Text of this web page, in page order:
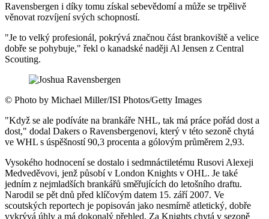
Ravensbergen i díky tomu získal sebevědomí a může se trpělivě
věnovat rozvíjení svých schopností.
"Je to velký profesionál, pokrývá značnou část brankoviště a velice
dobře se pohybuje," řekl o kanadské naději Al Jensen z Central
Scouting.
© Photo by Michael Miller/ISI Photos/Getty Images
"Když se ale podíváte na brankáře NHL, tak má práce pořád dost a
dost," dodal Dakers o Ravensbergenovi, který v této sezoně chytá
ve WHL s úspěšností 90,3 procenta a gólovým průměrem 2,93.
Vysokého hodnocení se dostalo i sedmnáctiletému Rusovi Alexeji
Medveděvovi, jenž působí v London Knights v OHL. Je také
jedním z nejmladších brankářů směřujících do letošního draftu.
Narodil se pět dnů před klíčovým datem 15. září 2007. Ve
scoutských reportech je popisován jako nesmírně atletický, dobře
vykrývá úhly a má dokonalý přehled. Za Knights chytá v sezoně